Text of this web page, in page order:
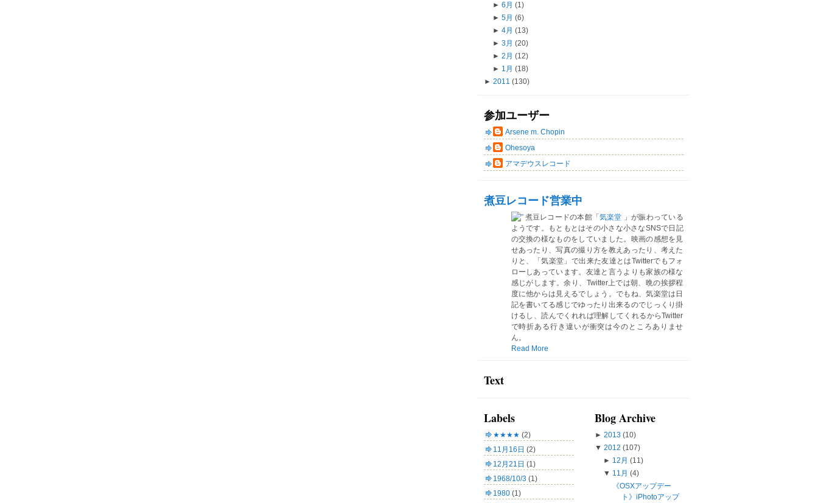
► 6月 (1)
► 5月 (6)
► 4月 (13)
► 3月 (20)
► 2月 (12)
► 1月 (18)
► 2011 (130)
参加ユーザー
Arsene m. Chopin
Ohesoya
アマデウスレコード
煮豆レコード営業中
煮豆レコードの本館「 気楽堂 」が賑わっている
ようです。もともとはその小さな小さなSNSで日記
の交換の様なものをしていました。映画の感想を見
せあったり、写真の撮り方を教えあったり、考えた
りと、「気楽堂」で出来た友達とはTwitterでもフォ
ローしあっています。友達と言うよりも家族の様な
感じがします。余り、Twitter上では朝、晩の挨拶程
度に他からは見えるでしょう。でもね、気楽堂は日
記を書いてる感じでゆったり出来るのでじっくり掛
けるし、読んでくれれば理解してくれるからTwitter
で時折ある行き違いが衝突は今のところありませ
ん。
Read More
Text
Labels
★★★★ (2)
11月16日 (2)
12月21日 (1)
1968/10/3 (1)
1980 (1)
Blog Archive
► 2013 (10)
▼ 2012 (107)
► 12月 (11)
▼ 11月 (4)
《OSXアップデー
ト》iPhotoアップ